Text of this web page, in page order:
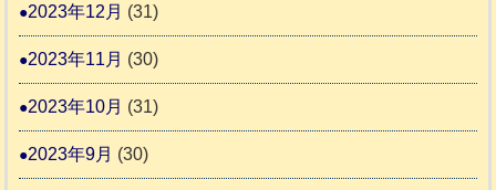
2023年12月 (31)
2023年11月 (30)
2023年10月 (31)
2023年9月 (30)